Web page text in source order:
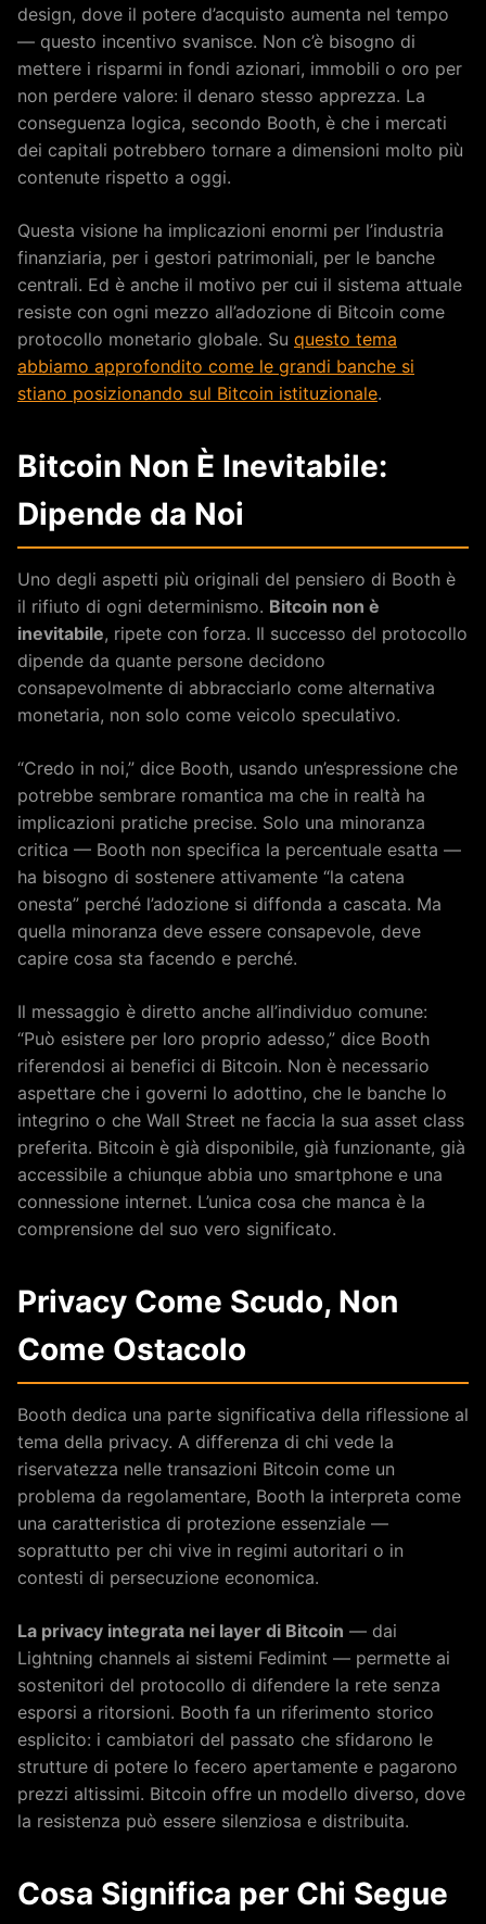
design, dove il potere d’acquisto aumenta nel tempo
— questo incentivo svanisce. Non c’è bisogno di
mettere i risparmi in fondi azionari, immobili o oro per
non perdere valore: il denaro stesso apprezza. La
conseguenza logica, secondo Booth, è che i mercati
dei capitali potrebbero tornare a dimensioni molto più
contenute rispetto a oggi.
Questa visione ha implicazioni enormi per l’industria
finanziaria, per i gestori patrimoniali, per le banche
centrali. Ed è anche il motivo per cui il sistema attuale
resiste con ogni mezzo all’adozione di Bitcoin come
protocollo monetario globale. Su questo tema
abbiamo approfondito come le grandi banche si
stiano posizionando sul Bitcoin istituzionale.
Bitcoin Non È Inevitabile:
Dipende da Noi
Uno degli aspetti più originali del pensiero di Booth è
il rifiuto di ogni determinismo. Bitcoin non è
inevitabile, ripete con forza. Il successo del protocollo
dipende da quante persone decidono
consapevolmente di abbracciarlo come alternativa
monetaria, non solo come veicolo speculativo.
“Credo in noi,” dice Booth, usando un’espressione che
potrebbe sembrare romantica ma che in realtà ha
implicazioni pratiche precise. Solo una minoranza
critica — Booth non specifica la percentuale esatta —
ha bisogno di sostenere attivamente “la catena
onesta” perché l’adozione si diffonda a cascata. Ma
quella minoranza deve essere consapevole, deve
capire cosa sta facendo e perché.
Il messaggio è diretto anche all’individuo comune:
“Può esistere per loro proprio adesso,” dice Booth
riferendosi ai benefici di Bitcoin. Non è necessario
aspettare che i governi lo adottino, che le banche lo
integrino o che Wall Street ne faccia la sua asset class
preferita. Bitcoin è già disponibile, già funzionante, già
accessibile a chiunque abbia uno smartphone e una
connessione internet. L’unica cosa che manca è la
comprensione del suo vero significato.
Privacy Come Scudo, Non
Come Ostacolo
Booth dedica una parte significativa della riflessione al
tema della privacy. A differenza di chi vede la
riservatezza nelle transazioni Bitcoin come un
problema da regolamentare, Booth la interpreta come
una caratteristica di protezione essenziale —
soprattutto per chi vive in regimi autoritari o in
contesti di persecuzione economica.
La privacy integrata nei layer di Bitcoin — dai
Lightning channels ai sistemi Fedimint — permette ai
sostenitori del protocollo di difendere la rete senza
esporsi a ritorsioni. Booth fa un riferimento storico
esplicito: i cambiatori del passato che sfidarono le
strutture di potere lo fecero apertamente e pagarono
prezzi altissimi. Bitcoin offre un modello diverso, dove
la resistenza può essere silenziosa e distribuita.
Cosa Significa per Chi Segue